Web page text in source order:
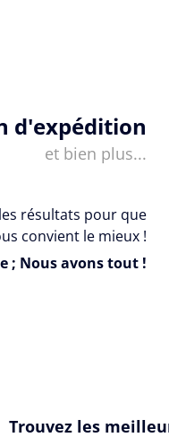
d'expédition
et bien plus...
résultats pour que
convient le mieux !
; Nous avons tout !
Trouvez les